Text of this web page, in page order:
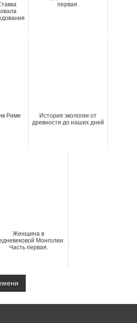
первая.
Риме
История экологии от
древности до наших дней
Женщина в
Монголии.
Часть первая.